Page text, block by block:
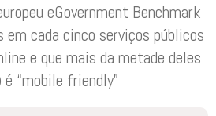
eGovernment Benchmark
cada cinco serviços públicos
e que mais da metade deles
“mobile friendly”